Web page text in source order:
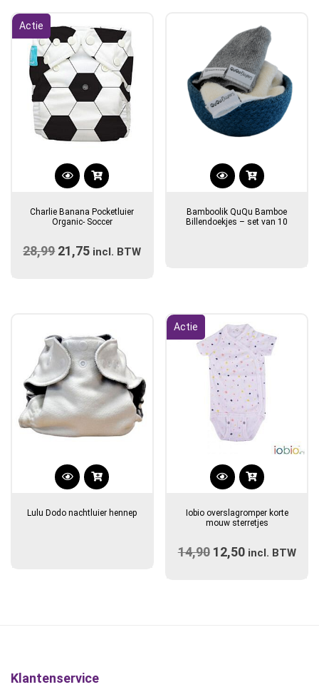
Actie
Charlie Banana Pocketluier
Organic- Soccer
28,99 Oorspronkelijke
21,75 Huidige
incl. BTW
Bamboolik QuQu Bamboe
Billendoekjes – set van 10
Lulu Dodo nachtluier hennep
Actie
Dit
heeft
variaties.
Iobio overslagromper korte
mouw sterretjes
14,90 Oorspronkelijke
12,50Huidige
incl. BTW
Klantenservice